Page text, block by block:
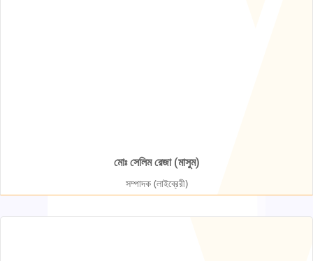
মোঃ সেলিম রেজা (মাসুম)
সম্পাদক (লাইব্রেরী)